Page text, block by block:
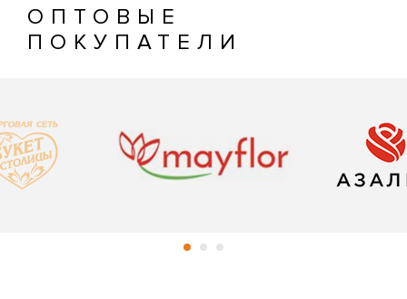
ОПТОВЫЕ
ПОКУПАТЕЛИ